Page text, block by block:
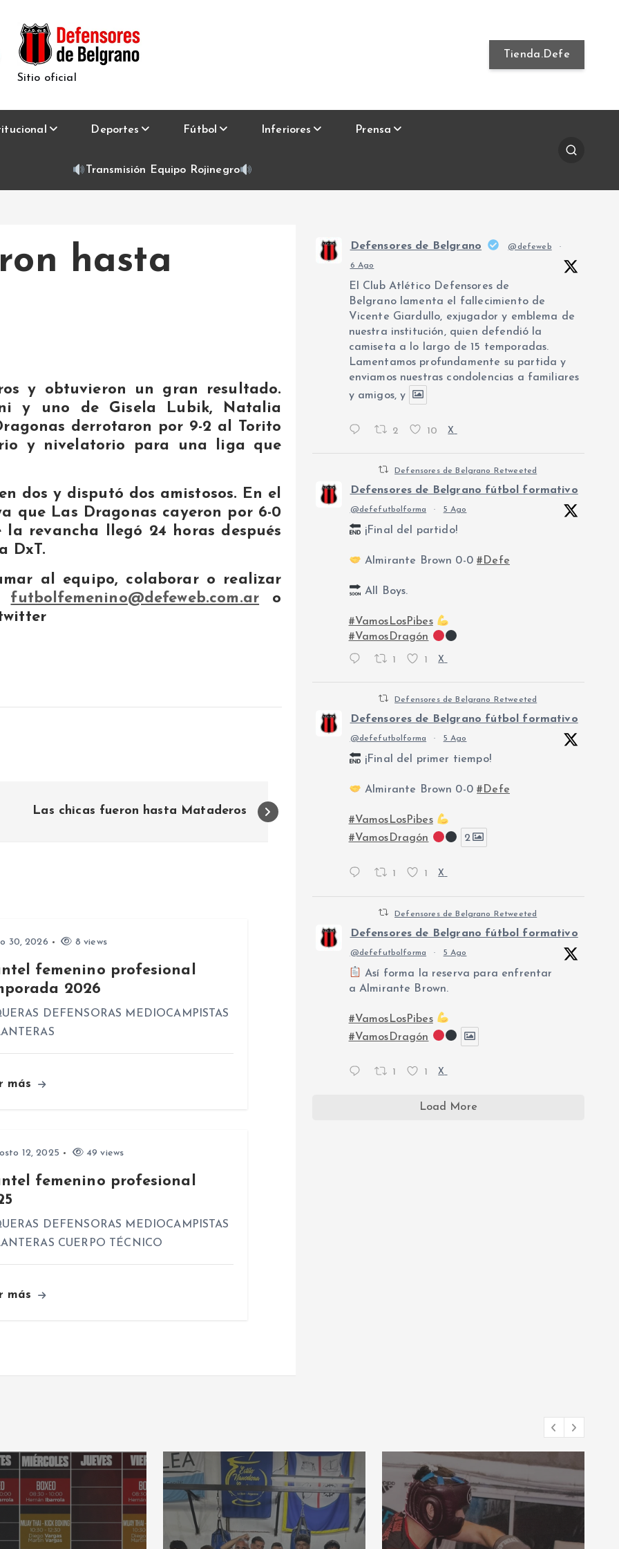
Sitio oficial
Tienda.Defe
Deportes Fútbol Inferiores Prensa
Transmisión Equipo Rojinegro
hasta
y obtuvieron un gran resultado.
y uno de Gisela Lubik, Natalia
derrotaron por 9-2 al Torito
y nivelatorio para una liga que
dos y disputó dos amistosos. En el
que Las Dragonas cayeron por 6-0
la revancha llegó 24 horas después
DxT.
al equipo, colaborar o realizar
futbolfemenino@defeweb.com.ar o
Las chicas fueron hasta Mataderos
30, 2026 8 views
femenino profesional
2026
DEFENSORAS MEDIOCAMPISTAS
más
12, 2025 49 views
femenino profesional
DEFENSORAS MEDIOCAMPISTAS
CUERPO TÉCNICO
más
Defensores de Belgrano @defeweb ·
6 Ago
El Club Atlético Defensores de
Belgrano lamenta el fallecimiento de
Vicente Giardullo, exjugador y emblema de
nuestra institución, quien defendió la
camiseta a lo largo de 15 temporadas.
Lamentamos profundamente su partida y
enviamos nuestras condolencias a familiares
y amigos, y
2 10 X
Defensores de Belgrano Retweeted
Defensores de Belgrano fútbol formativo
@defefutbolforma · 5 Ago
¡Final del partido!
Almirante Brown 0-0#Defe
All Boys.
#VamosLosPibes
#VamosDragón
1 1 X
Defensores de Belgrano Retweeted
Defensores de Belgrano fútbol formativo
@defefutbolforma · 5 Ago
¡Final del primer tiempo!
Almirante Brown 0-0#Defe
#VamosLosPibes
#VamosDragón
2
1 1 X
Defensores de Belgrano Retweeted
Defensores de Belgrano fútbol formativo
@defefutbolforma · 5 Ago
Así forma la reserva para enfrentar
a Almirante Brown.
#VamosLosPibes
#VamosDragón
1 1 X
Load More